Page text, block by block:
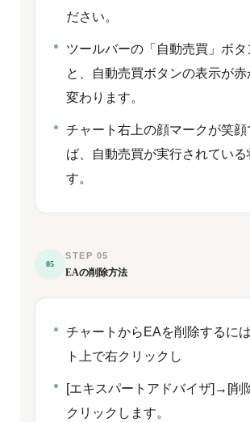
ださい。
ツールバーの「自動売買」ボタ
と、自動売買ボタンの表示が赤
変わります。
チャート右上の顔マークが笑顔
ば、自動売買が実行されている
す。
05
STEP 05
EAの削除方法
チャートからEAを削除するに
ト上で右クリックし
[エキスパートアドバイザ]→[削
クリックします。